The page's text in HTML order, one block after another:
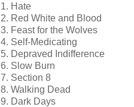
1. Hate
2. Red White and Blood
3. Feast for the Wolves
4. Self-Medicating
5. Depraved Indifference
6. Slow Burn
7. Section 8
8. Walking Dead
9. Dark Days